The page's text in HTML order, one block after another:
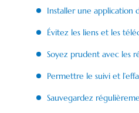
Installer une application
Évitez les liens et les
Soyez prudent avec les
Permettre le suivi et
Sauvegardez